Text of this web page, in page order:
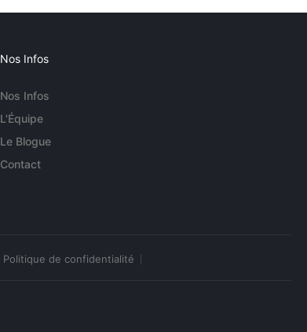
Nos Infos
Nos Infos
L'Équipe
Le Blogue
Contact
Politique de confidentialité